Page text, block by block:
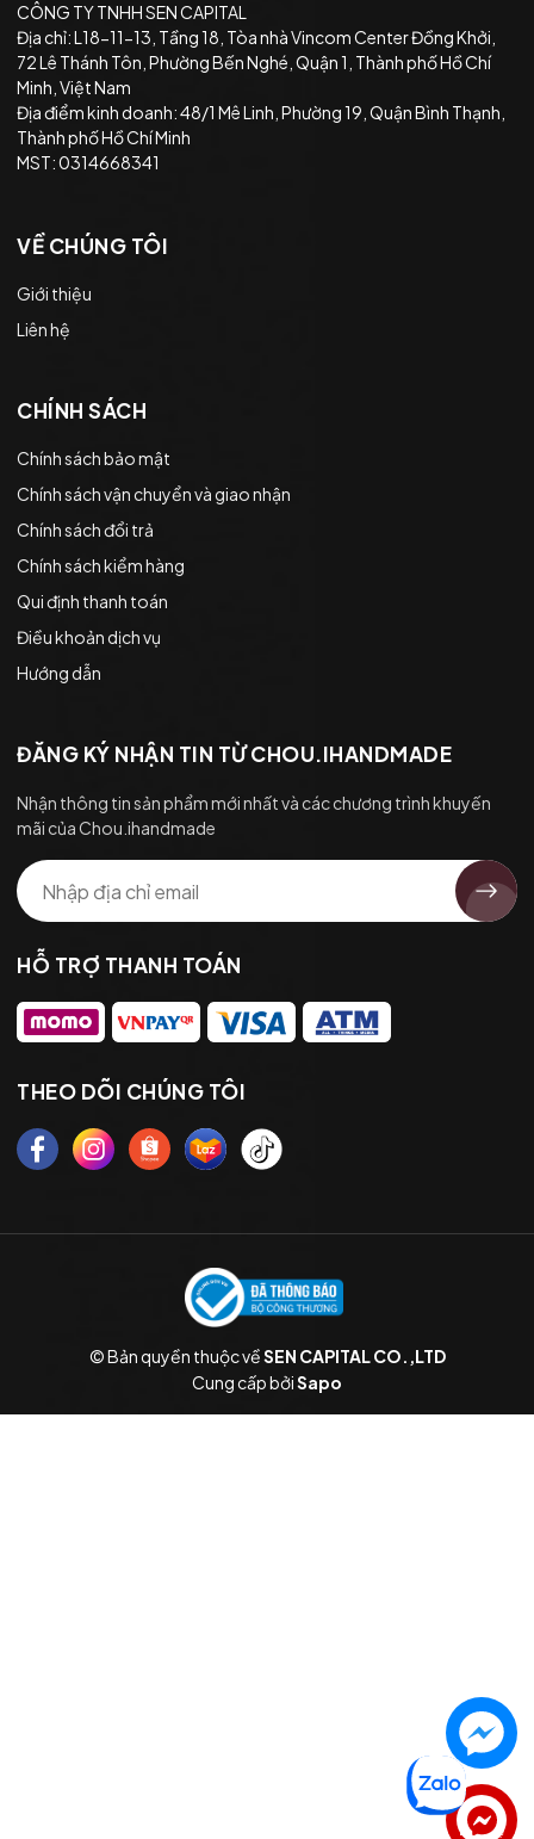
CÔNG TY TNHH SEN CAPITAL
Địa chỉ: L18-11-13, Tầng 18, Tòa nhà Vincom Center Đồng Khởi,
72 Lê Thánh Tôn, Phường Bến Nghé, Quận 1, Thành phố Hồ Chí
Minh, Việt Nam
Địa điểm kinh doanh: 48/1 Mê Linh, Phường 19, Quận Bình Thạnh,
Thành phố Hồ Chí Minh
MST: 0314668341
VỀ CHÚNG TÔI
Giới thiệu
Liên hệ
CHÍNH SÁCH
Chính sách bảo mật
Chính sách vận chuyển và giao nhận
Chính sách đổi trả
Chính sách kiểm hàng
Qui định thanh toán
Điều khoản dịch vụ
Hướng dẫn
ĐĂNG KÝ NHẬN TIN TỪ CHOU.IHANDMADE
Nhận thông tin sản phẩm mới nhất và các chương trình khuyến
mãi của Chou.ihandmade
HỖ TRỢ THANH TOÁN
THEO DÕI CHÚNG TÔI
© Bản quyền thuộc vềSEN CAPITAL CO.,LTD
Cung cấp bởiSapo
Liên hệ